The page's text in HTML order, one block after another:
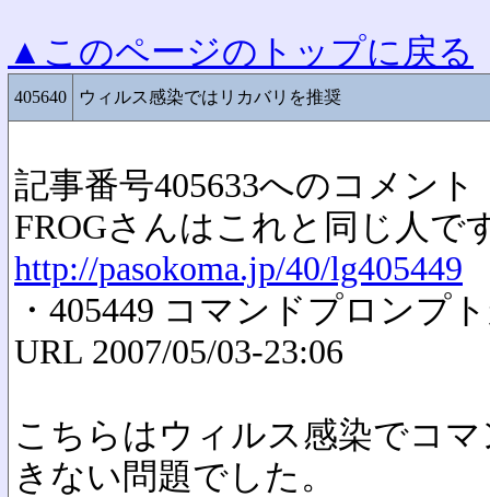
▲このページのトップに戻る
405640 ウィルス感染ではリカバリを推奨
記事番号405633へのコメント
FROGさんはこれと同じ人で
http://pasokoma.jp/40/lg405449
・405449 コマンドプロンプ
URL 2007/05/03-23:06
こちらはウィルス感染でコ
きない問題でした。